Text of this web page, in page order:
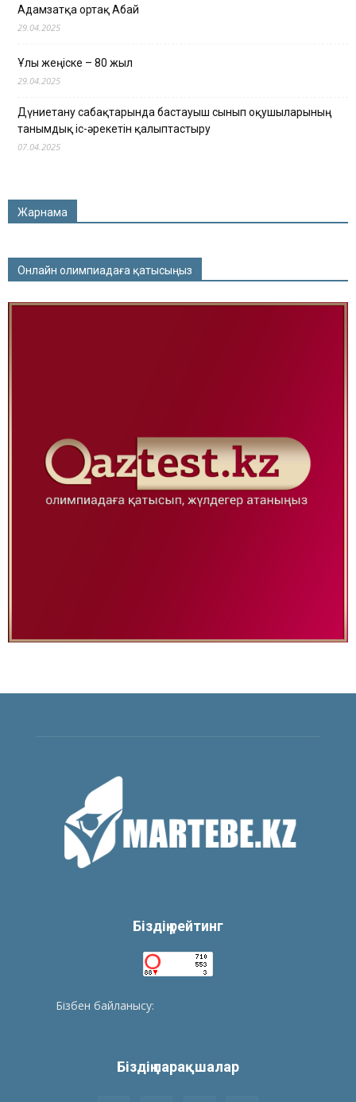
Адамзатқа ортақ Абай
29.04.2025
Ұлы жеңіске – 80 жыл
29.04.2025
Дүниетану сабақтарында бастауыш сынып оқушыларының
танымдық іс-әрекетін қалыптастыру
07.04.2025
Жарнама
Онлайн олимпиадаға қатысыңыз
Біздің рейтинг
Бізбен байланысу:
Біздің парақшалар